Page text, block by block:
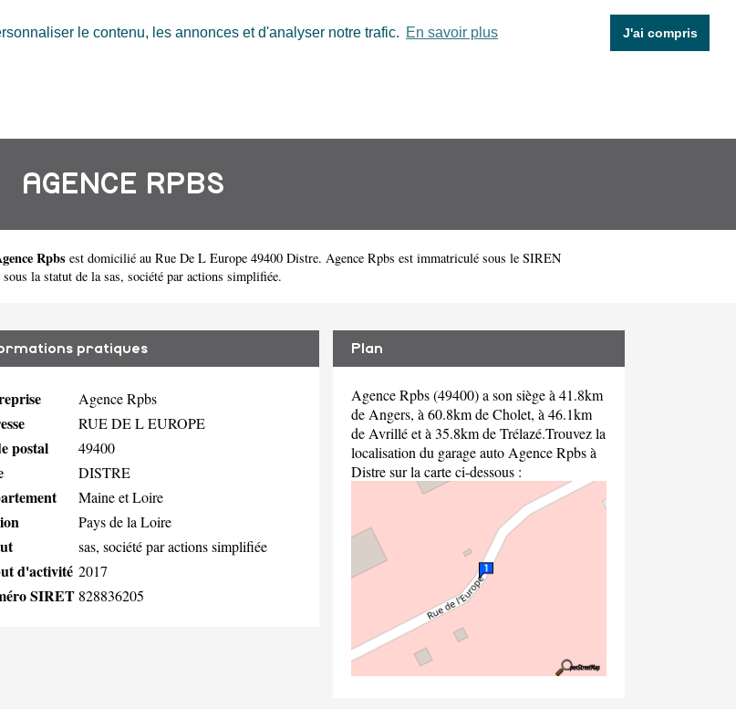
le contenu, les annonces et d'analyser notre trafic. En savoir plus J'ai compris
AGENCE RPBS
Rpbs est domicilié au Rue De L Europe 49400 Distre. Agence Rpbs est immatriculé sous le SIREN
la statut de la sas, société par actions simplifiée.
pratiques
Agence Rpbs
RUE DE L EUROPE
postal 49400
DISTRE
Maine et Loire
Pays de la Loire
sas, société par actions simplifiée
d'activité 2017
SIRET 828836205
Plan
Agence Rpbs (49400) a son siège à 41.8km
de Angers, à 60.8km de Cholet, à 46.1km
de Avrillé et à 35.8km de Trélazé.Trouvez la
localisation du garage auto Agence Rpbs à
Distre sur la carte ci-dessous :